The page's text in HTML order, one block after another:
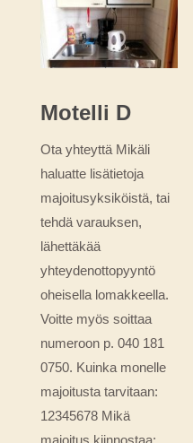
Motelli D
Ota yhteyttä Mikäli
haluatte lisätietoja
majoitusyksiköistä, tai
tehdä varauksen,
lähettäkää
yhteydenottopyyntö
oheisella lomakkeella.
Voitte myös soittaa
numeroon p. 040 181
0750. Kuinka monelle
majoitusta tarvitaan:
12345678 Mikä